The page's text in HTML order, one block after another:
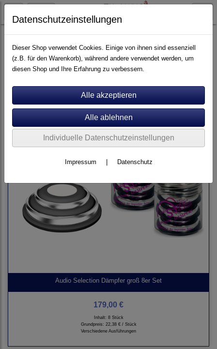
Artikel nach Marken A - E Audio Selection
Sortierung wählen
Audio Selection Dämpfer groß 8er Set
179,00 €
Inhalt: 8 Stück
Grundpreis: 22,38 € / Stück
Verschiedene Ausführungen
Datenschutzeinstellungen
Dieser Shop verwendet Cookies. Einige von ihnen sind essenziell
(z.B. für den Warenkorb), während andere verwendet werden, um
diesen Shop und Ihre Erfahrung zu verbessern.
Individuelle Datenschutzeinstellungen
Impressum Datenschutz